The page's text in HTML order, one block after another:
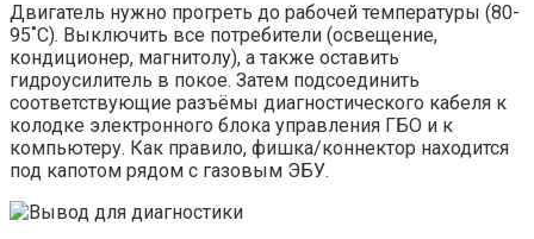
Двигатель нужно прогреть до рабочей температуры (80-
95˚C). Выключить все потребители (освещение,
кондиционер, магнитолу), а также оставить
гидроусилитель в покое. Затем подсоединить
соответствующие разъёмы диагностического кабеля к
колодке электронного блока управления ГБО и к
компьютеру. Как правило, фишка/коннектор находится
под капотом рядом с газовым ЭБУ.